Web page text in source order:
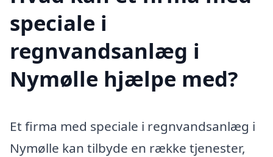
speciale i
regnvandsanlæg i
Nymølle hjælpe med?
Et firma med speciale i regnvandsanlæg i
Nymølle kan tilbyde en række tjenester,